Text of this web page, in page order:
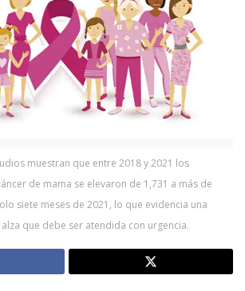
muestran que entre 2018 y 2021 los
de mama se elevaron de 1,731 a más de
siete meses de 2021, lo que evidencia una
que debe ser atendida con urgencia.